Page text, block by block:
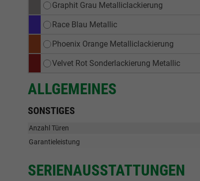
Graphit Grau Metalliclackierung
Race Blau Metallic
Phoenix Orange Metalliclackierung
Velvet Rot Sonderlackierung Metallic
ALLGEMEINES
SONSTIGES
Anzahl Türen
Garantieleistung
SERIENAUSSTATTUNGEN